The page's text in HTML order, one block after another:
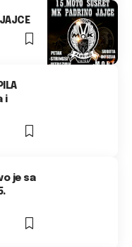
i
je sa